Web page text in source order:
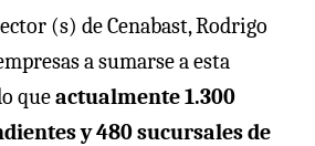
(s) de Cenabast, Rodrigo
a sumarse a esta
queactualmente 1.300
y 480 sucursales de